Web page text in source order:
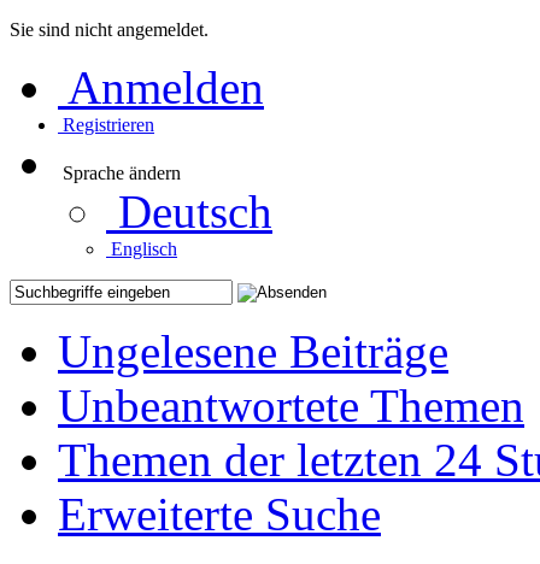
Sie sind nicht angemeldet.
Anmelden
Registrieren
Sprache ändern
Deutsch
Englisch
Ungelesene Beiträge
Unbeantwortete Themen
Themen der letzten 24
Erweiterte Suche